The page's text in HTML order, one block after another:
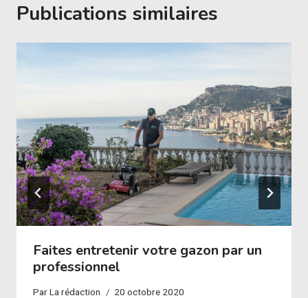
Publications similaires
Faites entretenir votre gazon par un
professionnel
ParLa rédaction 20 octobre 2020